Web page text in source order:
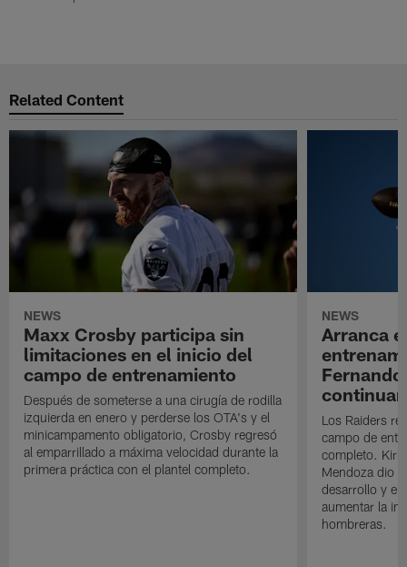
Related Content
NEWS
Maxx Crosby participa sin
limitaciones en el inicio del
campo de entrenamiento
Después de someterse a una cirugía de rodilla
izquierda en enero y perderse los OTA's y el
minicampamento obligatorio, Crosby regresó
al emparrillado a máxima velocidad durante la
primera práctica con el plantel completo.
NEWS
Arranca
Los Raiders
campo de
completo. Kirk
Mendoza dio
desarrollo y el
aumentar la
hombreras.